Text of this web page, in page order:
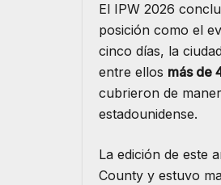
El IPW 2026
posición como el
cinco días, la
entre ellos más de
cubrieron de
estadounidense.
La edición de este
County y estuvo